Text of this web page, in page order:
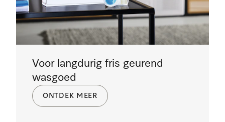
Voor langdurig fris geurend
wasgoed
ONTDEK MEER